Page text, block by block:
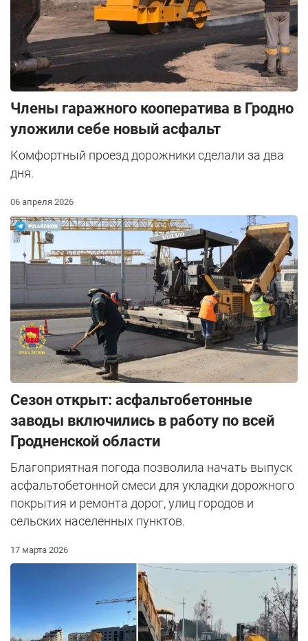
Члены гаражного кооператива в Гродно
уложили себе новый асфальт
Комфортный проезд дорожники сделали за два
дня.
06 апреля 2026
Сезон открыт: асфальтобетонные
заводы включились в работу по всей
Гродненской области
Благоприятная погода позволила начать выпуск
асфальтобетонной смеси для укладки дорожного
покрытия и ремонта дорог, улиц городов и
сельских населенных пунктов.
17 марта 2026